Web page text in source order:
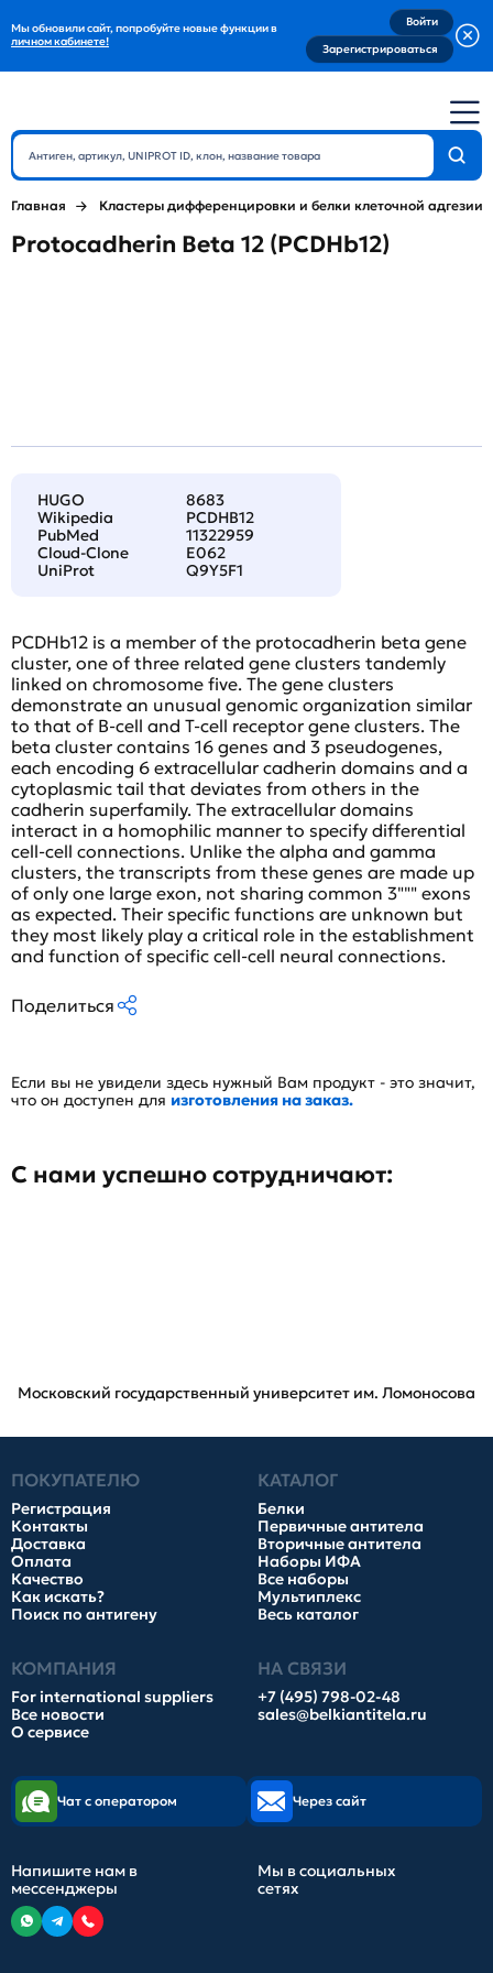
Мы обновили сайт, попробуйте новые функции в
личном кабинете!
Войти
Зарегистрироваться
Главная Кластеры дифференцировки и белки клеточной адгезии
Protocadherin Beta 12 (PCDHb12)
HUGO
8683
Wikipedia
PCDHB12
PubMed
11322959
Cloud-Clone
E062
UniProt
Q9Y5F1
PCDHb12 is a member of the protocadherin beta gene
cluster, one of three related gene clusters tandemly
linked on chromosome five. The gene clusters
demonstrate an unusual genomic organization similar
to that of B-cell and T-cell receptor gene clusters. The
beta cluster contains 16 genes and 3 pseudogenes,
each encoding 6 extracellular cadherin domains and a
cytoplasmic tail that deviates from others in the
cadherin superfamily. The extracellular domains
interact in a homophilic manner to specify differential
cell-cell connections. Unlike the alpha and gamma
clusters, the transcripts from these genes are made up
of only one large exon, not sharing common 3""" exons
as expected. Their specific functions are unknown but
they most likely play a critical role in the establishment
and function of specific cell-cell neural connections.
Поделиться
Если вы не увидели здесь нужный Вам продукт - это значит,
что он доступен для изготовления на заказ.
С нами успешно сотрудничают:
Московский государственный университет им. Ломоносова
ПОКУПАТЕЛЮ
Регистрация
Контакты
Доставка
Оплата
Качество
Как искать?
Поиск по антигену
КАТАЛОГ
Белки
Первичные антитела
Вторичные антитела
Наборы ИФА
Все наборы
Мультиплекс
Весь каталог
КОМПАНИЯ
For international suppliers
Все новости
О сервисе
НА СВЯЗИ
+7 (495) 798-02-48
sales@belkiantitela.ru
Чат с оператором Через сайт
Напишите нам в
мессенджеры
Мы в социальных
сетях